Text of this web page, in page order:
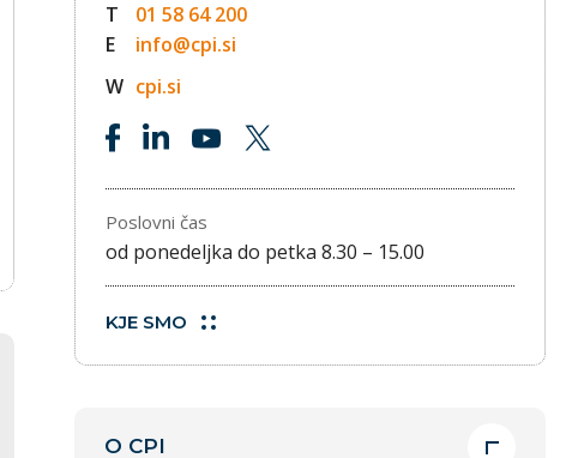
T
01 58 64 200
E
info@cpi.si
W cpi.si
Poslovni čas
od ponedeljka do petka 8.30 – 15.00
KJE SMO
O CPI